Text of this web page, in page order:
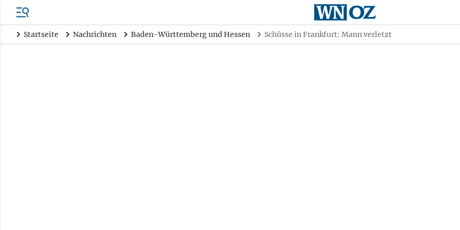
Startseite Nachrichten Baden-Württemberg und Hessen Schüsse in Frankfurt: Mann verletzt